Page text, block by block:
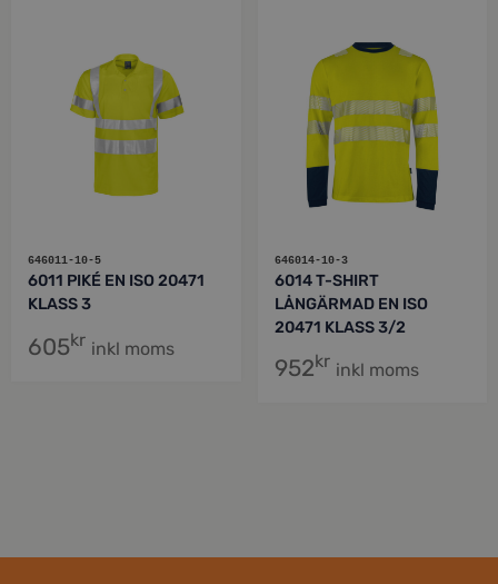
646011-10-5
6011 PIKÉ EN ISO 20471
KLASS 3
605kr inkl moms
646014-10-3
6014 T-SHIRT
LÅNGÄRMAD EN ISO
20471 KLASS 3/2
952kr inkl moms